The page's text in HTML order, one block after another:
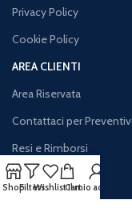
Privacy Policy
Cookie Policy
AREA CLIENTI
Area Riservata
Contattaci per
Resi e Rimborsi
Iva Agevolata
Traccia il tuo Ordine
ShopFiltersWishlistCart
Il mio account